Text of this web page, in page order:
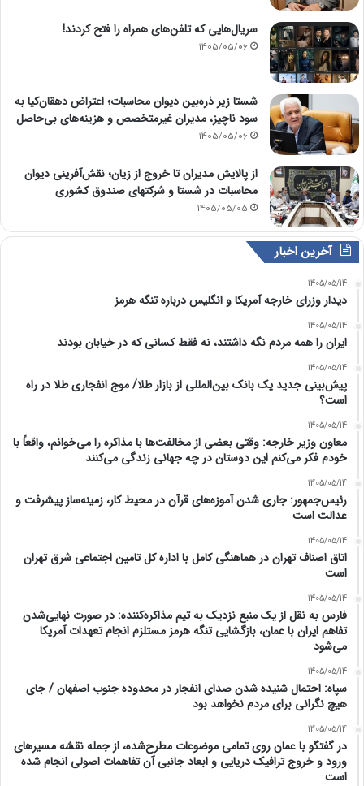
سریال‌هایی که تلفن‌های همراه را فتح کردند!
1405/05/06
شستا زیر ذره‌بین دیوان محاسبات؛ اعتراض دهقان‌کیا به
سود ناچیز، مدیران غیرمتخصص و هزینه‌های بی‌حاصل
1405/05/06
از پالایش مدیران تا خروج از زیان؛ نقش‌آفرینی دیوان
محاسبات در شستا و شرکتهای صندوق کشوری
1405/05/05
آخرین اخبار
1405/05/14
دیدار وزرای خارجه آمریکا و انگلیس درباره تنگه هرمز
1405/05/14
ایران را همه مردم نگه داشتند، نه فقط کسانی که در خیابان بودند
1405/05/14
پیش‌بینی جدید یک بانک بین‌المللی از بازار طلا/ موج انفجاری طلا در راه
است؟
1405/05/14
معاون وزیر خارجه: وقتی بعضی از مخالفت‌ها با مذاکره را می‌خوانم، واقعاً با
خودم فکر می‌کنم این دوستان در چه جهانی زندگی می‌کنند
1405/05/14
رئیس‌جمهور: جاری شدن آموزه‌های قرآن در محیط کار، زمینه‌ساز پیشرفت و
عدالت است
1405/05/14
اتاق اصناف تهران در هماهنگی کامل با اداره کل تامین اجتماعی شرق تهران
است
1405/05/14
فارس به نقل از یک منبع نزدیک به تیم مذاکره‌کننده: در صورت نهایی‌شدن
تفاهم ایران با عمان، بازگشایی تنگه هرمز مستلزم انجام تعهدات آمریکا
می‌شود
1405/05/14
سپاه: احتمال شنیده شدن صدای انفجار در محدوده جنوب اصفهان / جای
هیچ نگرانی برای مردم نخواهد بود
1405/05/14
در گفتگو با عمان روی تمامی موضوعات مطرح‌شده، از جمله نقشه مسیرهای
ورود و خروج ترافیک دریایی و ابعاد جانبی آن تفاهمات اصولی انجام شده
است